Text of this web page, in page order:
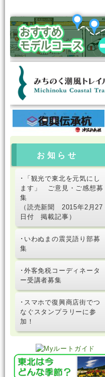
お知らせ
･「観光で東北を元気にし
ます」 ご意見・ご感想募
（読売新聞 2015年2月27
日付 掲載記事）
･いわぬまの震災語り部募
集
･外客免税コーディネータ
ー受講者募集
･スマホで復興商店街でつ
なぐスタンプラリーに参
加！